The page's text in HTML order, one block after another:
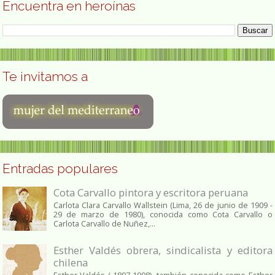
Encuentra en heroínas
Te invitamos a
Entradas populares
Cota Carvallo pintora y escritora peruana
Carlota Clara Carvallo Wallstein (Lima, 26 de junio de 1909 -
29 de marzo de 1980), conocida como Cota Carvallo o
Carlota Carvallo de Nuñez,...
Esther Valdés obrera, sindicalista y editora
chilena